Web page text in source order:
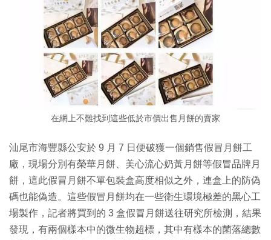
在網上不難找到這些低於市價出售月餅的賣家
汕尾市海豐縣公安於 9 月 7 日便破獲一個銷售假冒月餅工
廠，現場分別有榮華月餅、美心流心奶黃月餅等假冒品牌月
餅，這此假冒月餅不單包裝盒高度相似之外，連盒上的防偽
碼也能偽造。這些假冒月餅均在一些衛生環境極差的黑心工
場製作，記者將買到的 3 盒假冒月餅送往研究所檢測，結果
發現，有兩個樣本中的微生物超標，其中有樣本的菌落總數